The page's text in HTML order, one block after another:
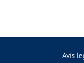
Avís